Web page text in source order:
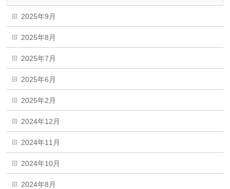
2025年9月
2025年8月
2025年7月
2025年6月
2025年2月
2024年12月
2024年11月
2024年10月
2024年8月